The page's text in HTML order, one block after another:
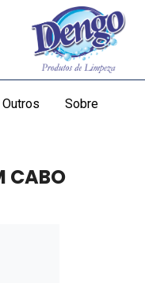
Outros Sobre
CABO